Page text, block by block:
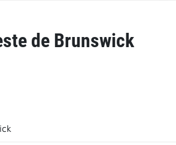
de Brunswick